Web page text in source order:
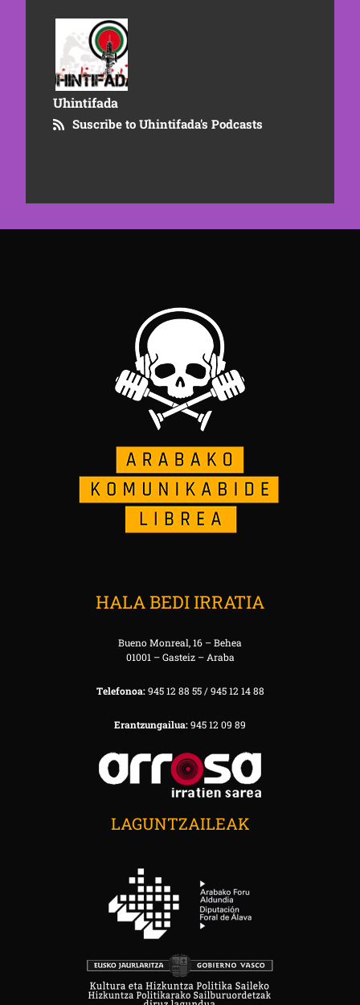
Uhintifada
Suscribe to Uhintifada's Podcasts
HALA BEDI IRRATIA
Bueno Monreal, 16 – Behea
01001 – Gasteiz – Araba
Telefonoa:945 12 88 55 / 945 12 14 88
Erantzungailua:945 12 09 89
LAGUNTZAILEAK